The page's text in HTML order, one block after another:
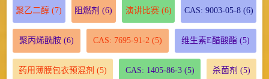
聚乙二醇 (7) 阻燃剂 (6) 演讲比赛(6) CAS: 9003-05-8(6)
聚丙烯酰胺(6) CAS: 7695-91-2 (5) 维生素E醋酸酯 (5)
药用薄膜包衣预混剂 (5) CAS: 1405-86-3(5) 杀菌剂 (5)